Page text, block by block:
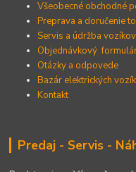
Všeobecné obchodné
Preprava a doručenie
Servis a údržba vozíkov
Objednávkový
Otázky a odpovede
Bazár elektrických
Kontakt
Predaj - Servis -